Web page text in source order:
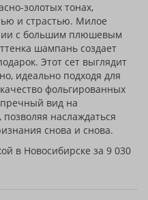
золотых тонах,
и страстью. Милое
с большим плюшевым
шампань создает
Этот сет выглядит
идеально подходя для
фольгированных
вид на
наслаждаться
снова и снова.
в Новосибирске за 9 030